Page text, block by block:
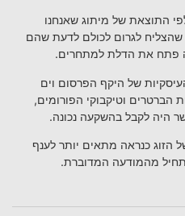
התוצאת של מיתוג שאנחנו
לגרום לכולם לדעת שהם
פתח את הדלת למתחרים.
של היקף הפרסום וים
הברטרים וטיקבוקי הפורומים,
היה לקבל בהשקעה נכונה.
כנראה מתאים יותר לענף
מהמודעה המדוברת.